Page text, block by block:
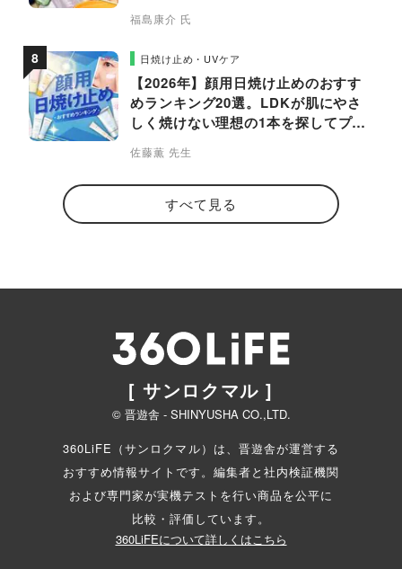
福島康介 氏
日焼け止め・UVケア
【2026年】顔用日焼け止めのおすす
めランキング20選。LDKが肌にやさ
しく焼けない理想の1本を探してプロ
佐藤薫 先生
すべて見る
[ サンロクマル ]
© 晋遊舎 - SHINYUSHA CO.,LTD.
360LiFE（サンロクマル）は、晋遊舎が運営する
おすすめ情報サイトです。編集者と社内検証機関
および専門家が実機テストを行い商品を公平に
比較・評価しています。
360LiFEについて詳しくはこちら